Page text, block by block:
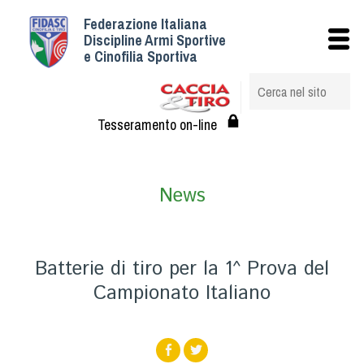
Federazione Italiana
Discipline Armi Sportive
e Cinofilia Sportiva
Tesseramento on-line
News
Batterie di tiro per la 1^ Prova del
Campionato Italiano
Istituzionale
Struttura
Albo Veterinari federali
Statuto e Regolamenti
Assicurazione
Convenzioni
Tesserati